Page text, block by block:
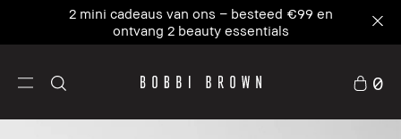
Ons #1 icoon, waar skincare en primer
samenkomen. NIEUW Vitamin Enriched Face
Base+
0